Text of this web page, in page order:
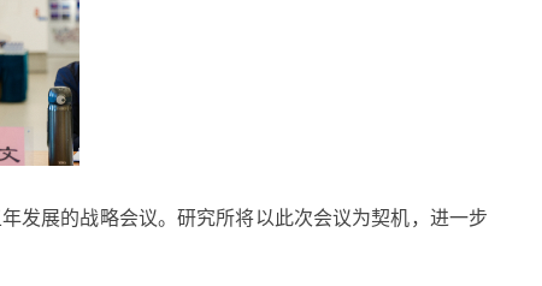
发展的战略会议。研究所将以此次会议为契机，进一步